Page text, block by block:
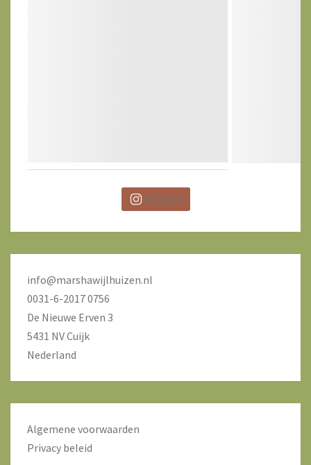
Volg ons
info@marshawijlhuizen.nl
0031-6-2017 0756
De Nieuwe Erven 3
5431 NV Cuijk
Nederland
Algemene voorwaarden
Privacy beleid